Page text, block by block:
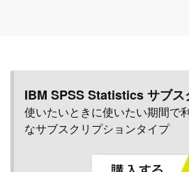
IBM SPSS Statistics サブス
使いたいときに使いたい期間で
なサブスクリプションタイプ